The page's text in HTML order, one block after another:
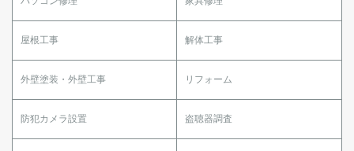
屋根工事 解体工事
外壁塗装・外壁工事 リフォーム
防犯カメラ設置 盗聴器調査